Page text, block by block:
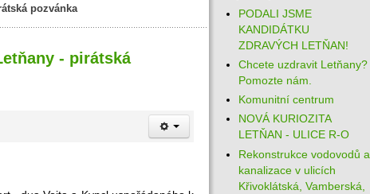
pozvánka
- pirátská
PODALI JSME
KANDIDÁTKU
ZDRAVÝCH LETŇAN!
Chcete uzdravit Letňany?
Pomozte nám.
Komunitní centrum
NOVÁ KURIOZITA
LETŇAN - ULICE R-O
Rekonstrukce vodovodů a
kanalizace v ulicích
Křivoklátská, Vamberská,